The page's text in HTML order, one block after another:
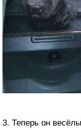
3. Теперь он